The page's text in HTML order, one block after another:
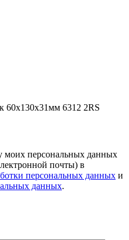
60х130х31мм 6312 2RS
моих персональных данных
почты) в
персональных данных и
данных.